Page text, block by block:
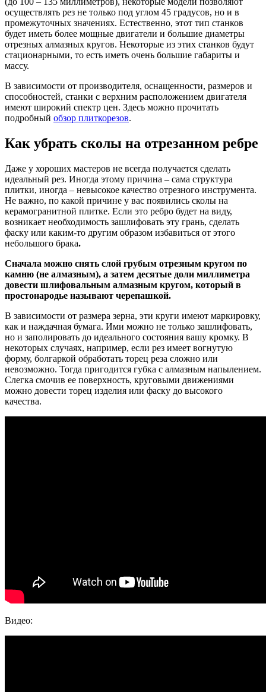
осуществлять рез не только под углом 45 градусов, но и в
промежуточных значениях. Естественно, этот тип станков
будет иметь более мощные двигатели и большие диаметры
отрезных алмазных кругов. Некоторые из этих станков будут
стационарными, то есть иметь очень большие габариты и
массу.
В зависимости от производителя, оснащенности, размеров и
способностей, станки с верхним расположением двигателя
имеют широкий спектр цен. Здесь можно прочитать
подробный обзор плиткорезов.
Как убрать сколы на отрезанном ребре
Даже у хороших мастеров не всегда получается сделать
идеальный рез. Иногда этому причина – сама структура
плитки, иногда – невысокое качество отрезного инструмента.
Не важно, по какой причине у вас появились сколы на
керамогранитной плитке. Если это ребро будет на виду,
возникает необходимость зашлифовать эту грань, сделать
фаску или каким-то другим образом избавиться от этого
небольшого брака.
Сначала можно снять слой грубым отрезным кругом по
камню (не алмазным), а затем десятые доли миллиметра
довести шлифовальным алмазным кругом, который в
простонародье называют черепашкой.
В зависимости от размера зерна, эти круги имеют маркировку,
как и наждачная бумага. Ими можно не только зашлифовать,
но и заполировать до идеального состояния вашу кромку. В
некоторых случаях, например, если рез имеет вогнутую
форму, болгаркой обработать торец реза сложно или
невозможно. Тогда пригодится губка с алмазным напылением.
Слегка смочив ее поверхность, круговыми движениями
можно довести торец изделия или фаску до высокого
качества.
Видео: